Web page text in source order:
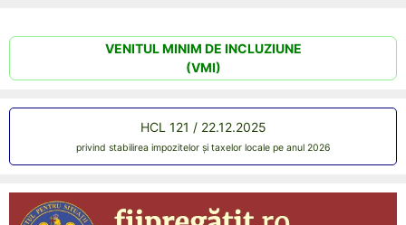
VENITUL MINIM DE INCLUZIUNE
(VMI)
HCL 121 / 22.12.2025
privind stabilirea impozitelor și taxelor locale pe anul 2026